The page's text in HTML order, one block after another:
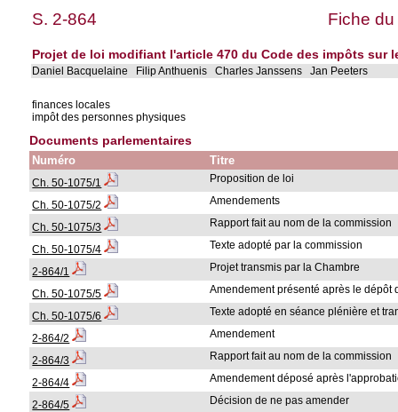
S. 2-864 Fiche
Projet de loi modifiant l'article 470 du Code des impôts sur
Daniel Bacquelaine Filip Anthuenis Charles Janssens Jan Peeters
finances locales
impôt des personnes physiques
Documents parlementaires
Numéro Titre
Ch. 50-1075/1 Proposition de loi
Ch. 50-1075/2 Amendements
Ch. 50-1075/3 Rapport fait au nom de la commission
Ch. 50-1075/4 Texte adopté par la commission
2-864/1 Projet transmis par la Chambre
Ch. 50-1075/5 Amendement présenté après le dépôt
Ch. 50-1075/6 Texte adopté en séance plénière et
2-864/2 Amendement
2-864/3 Rapport fait au nom de la commission
2-864/4 Amendement déposé après
2-864/5 Décision de ne pas amender